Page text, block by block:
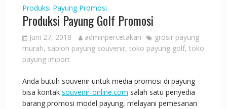
Produksi Payung Promosi
Produksi Payung Golf Promosi
Juni 27, 2018 adminpercetakan
grosir payung
murah, sablon payung souvenir, toko payung golf, toko
payung import
Anda butuh souvenir untuk media promosi di payung
bisa kontak souvenir-online.com salah satu penyedia
barang promosi model payung, melayani pemesanan